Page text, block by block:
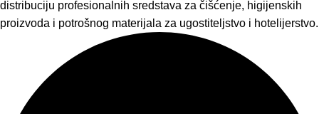
distribuciju profesionalnih sredstava za čišćenje, higijenskih
proizvoda i potrošnog materijala za ugostiteljstvo i hotelijerstvo.